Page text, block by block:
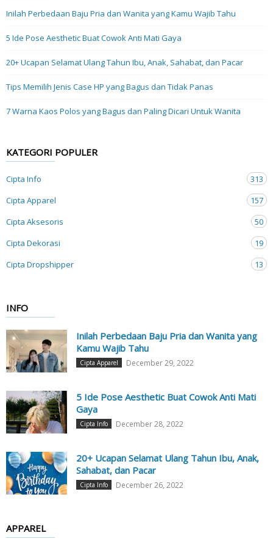
Inilah Perbedaan Baju Pria dan Wanita yang Kamu Wajib Tahu
5 Ide Pose Aesthetic Buat Cowok Anti Mati Gaya
20+ Ucapan Selamat Ulang Tahun Ibu, Anak, Sahabat, dan Pacar
Tips Memilih Jenis Case HP yang Bagus dan Tidak Panas
7 Warna Kaos Polos yang Bagus dan Paling Dicari Untuk Wanita
KATEGORI POPULER
Cipta Info
313
Cipta Apparel
157
Cipta Aksesoris
50
Cipta Dekorasi
19
Cipta Dropshipper
13
INFO
Inilah Perbedaan Baju Pria dan Wanita yang
Kamu Wajib Tahu
Cipta Apparel December 29, 2022
5 Ide Pose Aesthetic Buat Cowok Anti Mati
Gaya
Cipta Info December 28, 2022
20+ Ucapan Selamat Ulang Tahun Ibu, Anak,
Sahabat, dan Pacar
Cipta Info December 26, 2022
APPAREL